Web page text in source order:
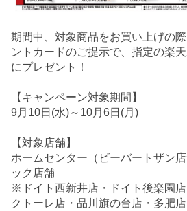
期間中、対象商品をお買い上げの
ントカードのご提示で、指定の楽
にプレゼント！
【キャンペーン対象期間】
9月10日(水)～10月6日(月)
【対象店舗】
ホームセンター（ビーバートザン
ック店舗
※ドイト西新井店・ドイト後楽園
クトーレ店・品川旗の台店・多肥